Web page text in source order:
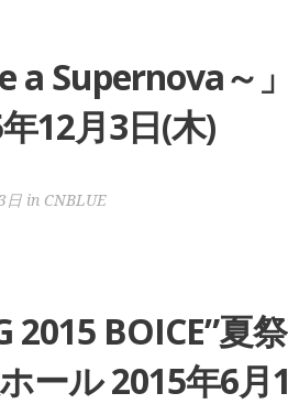
a Supernova～
12月3日(木)
日in CNBLUE
BOICE”夏
ール 2015年6月